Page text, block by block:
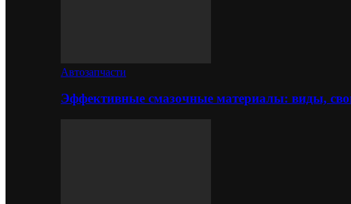
Автозапчасти
Эффективные смазочные материалы: виды,